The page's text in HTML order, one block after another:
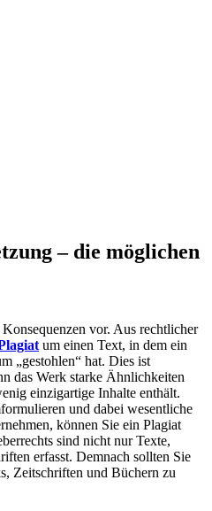
– die möglichen
vor. Aus rechtlicher
um einen Text, in dem ein
„gestohlen“ hat. Dies ist
das Werk starke Ähnlichkeiten
einzigartige Inhalte enthält.
und dabei wesentliche
können Sie ein Plagiat
sind nicht nur Texte,
erfasst. Demnach sollten Sie
Zeitschriften und Büchern zu